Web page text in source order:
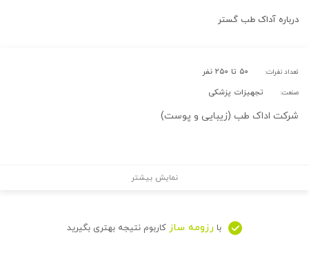
درباره آداک طب گستر
تعداد نفرات: ۵۰ تا ۲۵۰ نفر
صنعت: تجهیزات پزشکی
شرکت اداک طب (زیبایی و پوست)
نمایش بیشتر
با رزومه ساز کاربوم نتیجه بهتری بگیرید